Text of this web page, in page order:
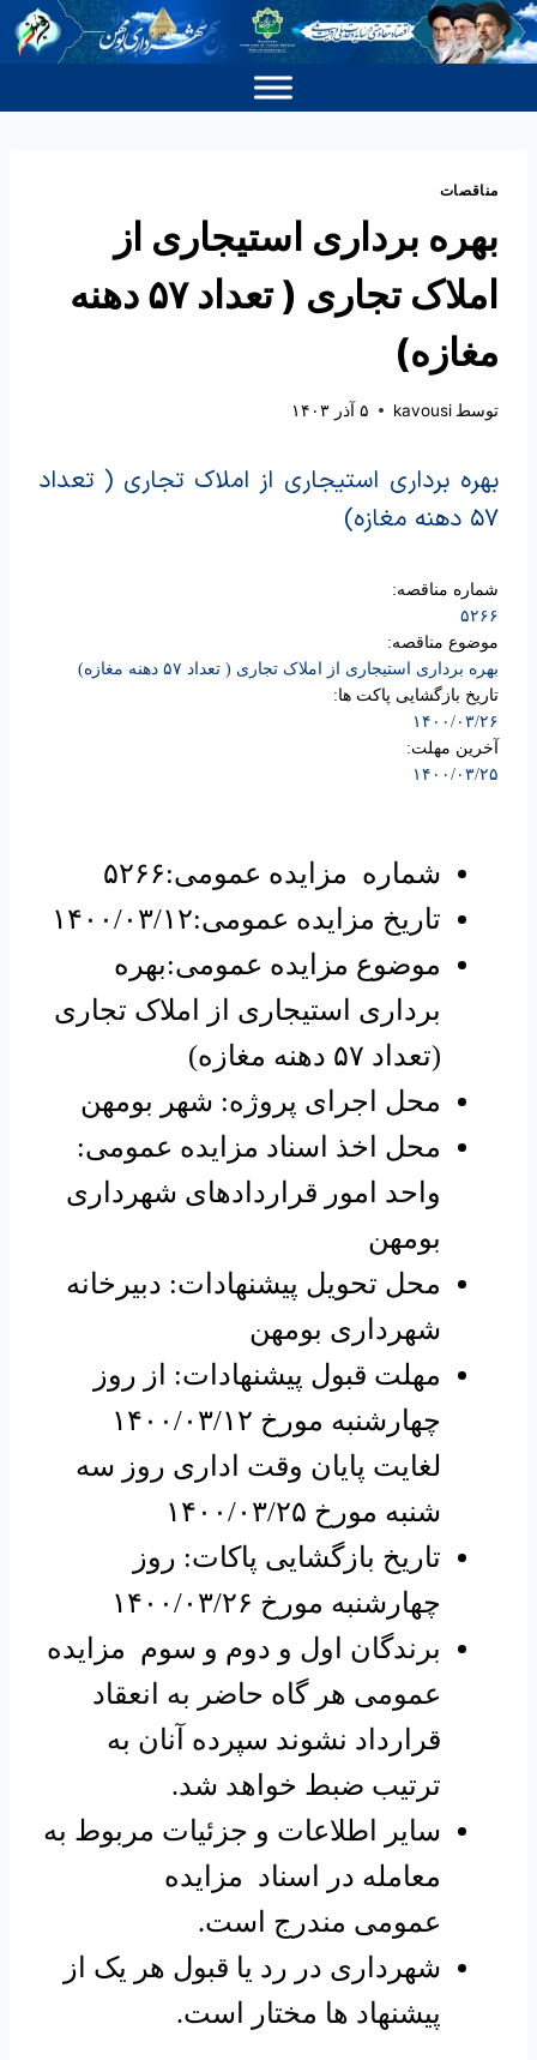
مناقصات
بهره برداری استیجاری از
املاک تجاری ( تعداد ۵۷ دهنه
مغازه)
توسط kavousi ۵ آذر ۱۴۰۳
بهره برداری استیجاری از املاک تجاری ( تعداد
۵۷ دهنه مغازه)
شماره مناقصه:
۵۲۶۶
موضوع مناقصه:
بهره برداری استیجاری از املاک تجاری ( تعداد ۵۷ دهنه مغازه)
تاریخ بازگشایی پاکت ها:
۱۴۰۰/۰۳/۲۶
آخرین مهلت:
۱۴۰۰/۰۳/۲۵
شماره مزایده عمومی:۵۲۶۶
تاریخ مزایده عمومی:۱۴۰۰/۰۳/۱۲
موضوع مزایده عمومی:بهره
برداری استیجاری از املاک تجاری
(تعداد ۵۷ دهنه مغازه)
محل اجرای پروژه: شهر بومهن
محل اخذ اسناد مزایده عمومی:
واحد امور قراردادهای شهرداری
بومهن
محل تحویل پیشنهادات: دبیرخانه
شهرداری بومهن
مهلت قبول پیشنهادات: از روز
چهارشنبه مورخ ۱۴۰۰/۰۳/۱۲
لغایت پایان وقت اداری روز سه
شنبه مورخ ۱۴۰۰/۰۳/۲۵
تاریخ بازگشایی پاکات: روز
چهارشنبه مورخ ۱۴۰۰/۰۳/۲۶
برندگان اول و دوم و سوم مزایده
عمومی هر گاه حاضر به انعقاد
قرارداد نشوند سپرده آنان به
ترتیب ضبط خواهد شد.
سایر اطلاعات و جزئیات مربوط به
معامله در اسناد مزایده
عمومی مندرج است.
شهرداری در رد یا قبول هر یک از
پیشنهاد ها مختار است.